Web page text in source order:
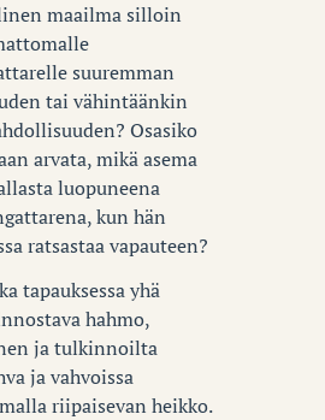
maailma silloin
suuremman
tai vähintäänkin
Osasiko
arvata, mikä asema
luopuneena
kun hän
ratsastaa vapauteen?
tapauksessa yhä
hahmo,
ja tulkinnoilta
ja vahvoissa
riipaisevan heikko.